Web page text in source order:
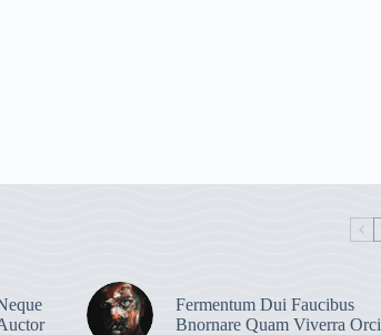
Fermentum Dui Faucibus
Bnornare Quam Viverra Orci